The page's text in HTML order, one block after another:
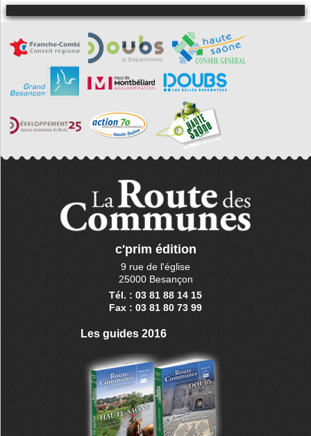
c'prim édition
9 rue de l'église
25000 Besançon
Tél. : 03 81 88 14 15
Fax : 03 81 80 73 99
Les guides 2016